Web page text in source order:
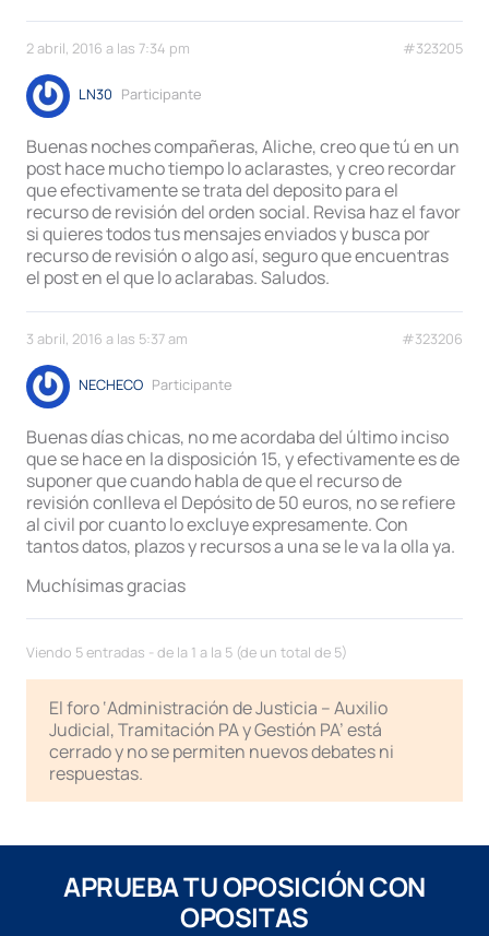
2 abril, 2016 a las 7:34 pm #323205
LN30 Participante
Buenas noches compañeras, Aliche, creo que tú en un
post hace mucho tiempo lo aclarastes, y creo recordar
que efectivamente se trata del deposito para el
recurso de revisión del orden social. Revisa haz el favor
si quieres todos tus mensajes enviados y busca por
recurso de revisión o algo así, seguro que encuentras
el post en el que lo aclarabas. Saludos.
3 abril, 2016 a las 5:37 am #323206
NECHECO Participante
Buenas días chicas, no me acordaba del último inciso
que se hace en la disposición 15, y efectivamente es de
suponer que cuando habla de que el recurso de
revisión conlleva el Depósito de 50 euros, no se refiere
al civil por cuanto lo excluye expresamente. Con
tantos datos, plazos y recursos a una se le va la olla ya.
Muchísimas gracias
Viendo 5 entradas - de la 1 a la 5 (de un total de 5)
El foro ‘Administración de Justicia – Auxilio
Judicial, Tramitación PA y Gestión PA’ está
cerrado y no se permiten nuevos debates ni
respuestas.
APRUEBA TU OPOSICIÓN CON
OPOSITAS